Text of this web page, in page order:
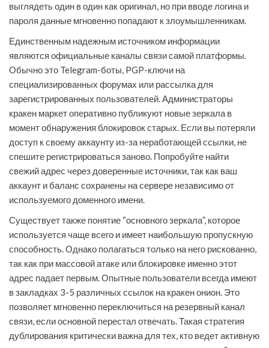
выглядеть один в один как оригинал, но при вводе логина и
пароля данные мгновенно попадают к злоумышленникам.
Единственным надежным источником информации
являются официальные каналы связи самой платформы.
Обычно это Telegram-боты, PGP-ключи на
специализированных форумах или рассылка для
зарегистрированных пользователей. Администраторы
кракен маркет оперативно публикуют новые зеркала в
момент обнаружения блокировок старых. Если вы потеряли
доступ к своему аккаунту из-за неработающей ссылки, не
спешите регистрироваться заново. Попробуйте найти
свежий адрес через доверенные источники, так как ваш
аккаунт и баланс сохранены на сервере независимо от
используемого доменного имени.
Существует также понятие “основного зеркала”, которое
используется чаще всего и имеет наибольшую пропускную
способность. Однако полагаться только на него рискованно,
так как при массовой атаке или блокировке именно этот
адрес падает первым. Опытные пользователи всегда имеют
в закладках 3-5 различных ссылок на кракен онион. Это
позволяет мгновенно переключиться на резервный канал
связи, если основной перестал отвечать. Такая стратегия
дублирования критически важна для тех, кто ведет активную